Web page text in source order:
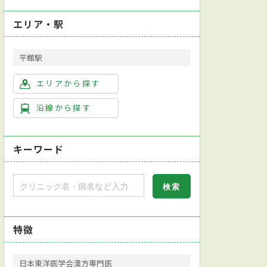
エリア・駅
平館駅
エリアから探す
沿線から探す
キーワード
特徴
日本東洋医学会漢方専門医